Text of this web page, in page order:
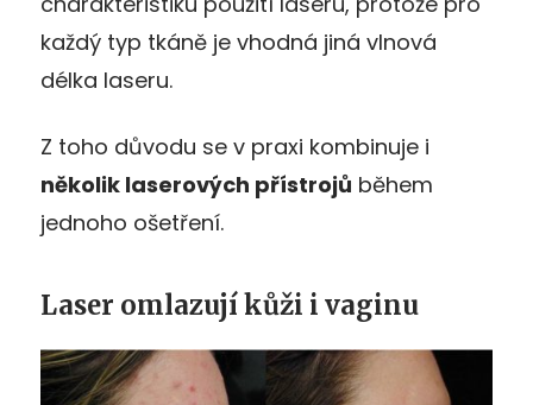
každý typ tkáně je vhodná jiná vlnová
délka laseru.
Z toho důvodu se v praxi kombinuje i
několik laserových přístrojů během
jednoho ošetření.
Laser omlazují kůži i vaginu